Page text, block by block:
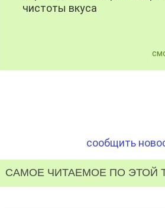
чистоты вкуса
сообщить
САМОЕ ЧИТАЕМОЕ ПО ЭТОЙ